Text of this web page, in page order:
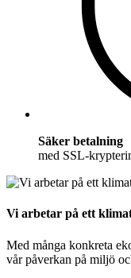
Säker betalning
med SSL-
Vi arbetar på ett
Med många konkreta
vår påverkan på miljö